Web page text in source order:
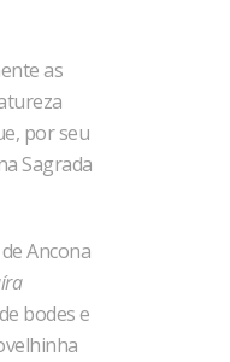
as
por seu
Sagrada
Ancona
bodes e